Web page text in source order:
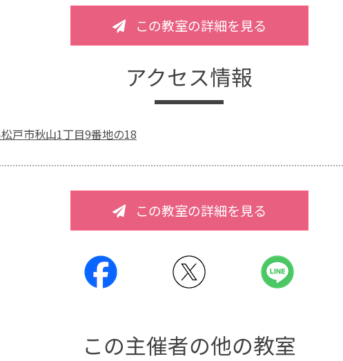
この教室の詳細を見る
アクセス情報
戸市秋山1丁目9番地の18
この教室の詳細を見る
この主催者の他の教室